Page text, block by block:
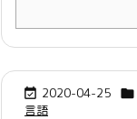
 2020-04-25 
言語